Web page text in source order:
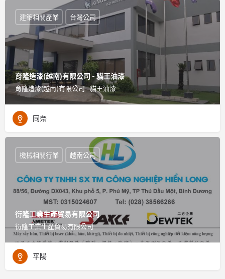
育隆造漆(越南)有限公司 - 貓王油漆
育隆造漆(越南)有限公司 - 貓王油漆
建築相關產業 台灣公司
同奈
衍隆工業生產貿易有限公司
衍隆工業生產貿易有限公司
機械相關行業 越南公司
平陽